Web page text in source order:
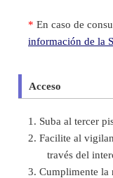
* En caso de
información de la
Acceso
Suba al tercer
Facilite al
través del
Cumplimente la